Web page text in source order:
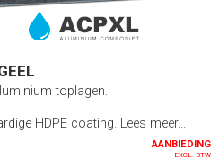
toplagen.
HDPE coating. Lees meer...
AANBIEDING
EXCL. BTW